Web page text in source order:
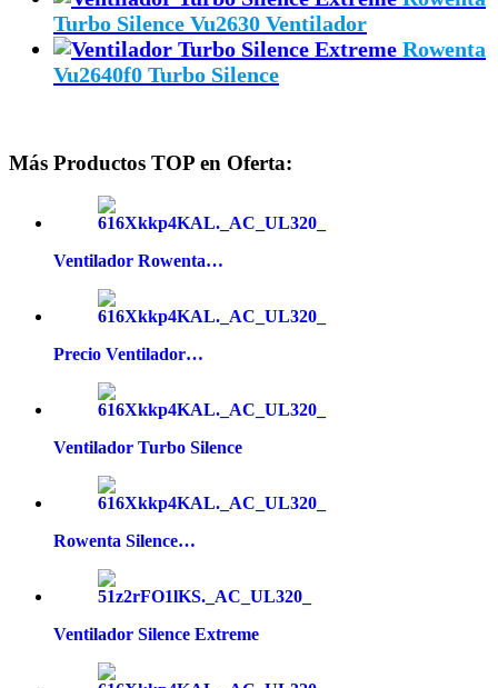
Turbo Silence Vu2630 Ventilador
Rowenta
Vu2640f0 Turbo Silence
Más Productos TOP en Oferta:
Ventilador Rowenta…
Precio Ventilador…
Ventilador Turbo Silence
Rowenta Silence…
Ventilador Silence Extreme